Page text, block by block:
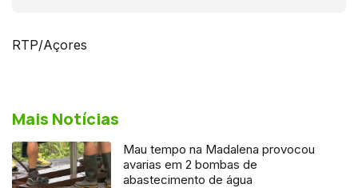
RTP/Açores
Mais Notícias
Mau tempo na Madalena provocou
avarias em 2 bombas de
abastecimento de água